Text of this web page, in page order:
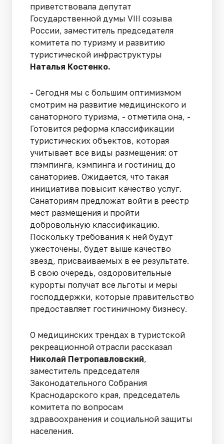
приветствовала депутат
Государственной думы VIII созыва
России, заместитель председателя
комитета по туризму и развитию
туристической инфраструктуры
Наталья Костенко.
- Сегодня мы с большим оптимизмом
смотрим на развитие медицинского и
санаторного туризма, - отметила она, -
Готовится реформа классификации
туристических объектов, которая
учитывает все виды размещения: от
глэмпинга, кэмпинга и гостиниц до
санаториев. Ожидается, что такая
инициатива повысит качество услуг.
Санаториям предложат войти в реестр
мест размещения и пройти
добровольную классификацию.
Поскольку требования к ней будут
ужесточены, будет выше качество
звезд, присваиваемых в ее результате.
В свою очередь, оздоровительные
курорты получат все льготы и меры
господдержки, которые правительство
предоставляет гостиничному бизнесу.
О медицинских трендах в туристской
рекреационной отрасли рассказал
Николай Петропавловский,
заместитель председателя
Законодательного Собрания
Краснодарского края, председатель
комитета по вопросам
здравоохранения и социальной защиты
населения.